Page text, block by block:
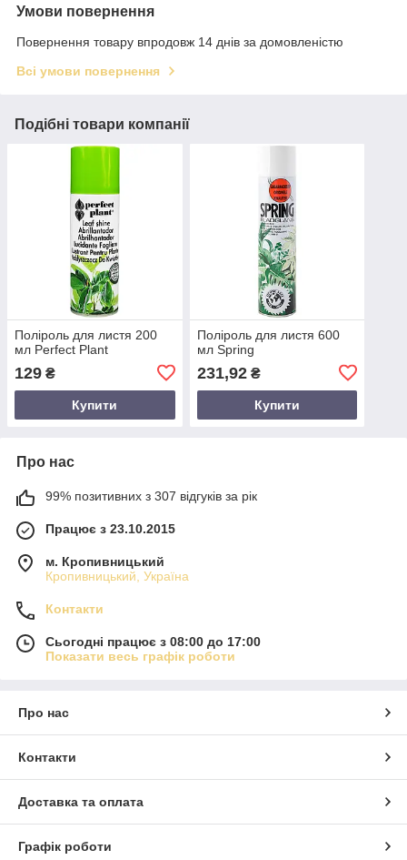
Умови повернення
Повернення товару впродовж 14 днів за домовленістю
Всі умови повернення
Подібні товари компанії
Поліроль для листя 200
мл Perfect Plant
129 ₴
Купити
Поліроль для листя 600
мл Spring
231,92₴
Купити
Про нас
99% позитивних з 307 відгуків за рік
Працює з 23.10.2015
м. Кропивницький
Кропивницький, Україна
Контакти
Сьогодні працює з 08:00 до 17:00
Показати весь графік роботи
Про нас
Контакти
Доставка та оплата
Графік роботи